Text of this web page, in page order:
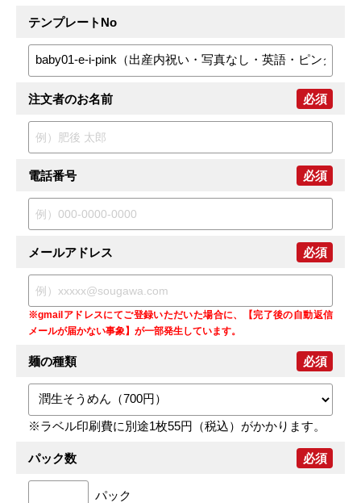
テンプレートNo
注文者のお名前 必須
電話番号 必須
メールアドレス 必須
※gmailアドレスにてご登録いただいた場合に、【完了後の自動返信
メールが届かない事象】が一部発生しています。
麺の種類 必須
※ラベル印刷費に別途1枚55円（税込）がかかります。
パック数 必須
パック